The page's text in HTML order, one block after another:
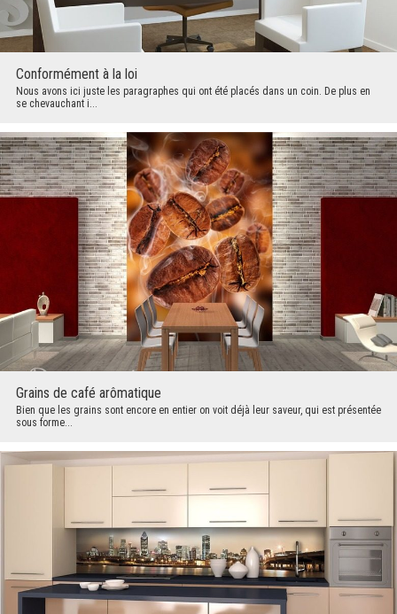
Conformément à la loi
Nous avons ici juste les paragraphes qui ont été placés dans un coin. De plus en
se chevauchant i...
Grains de café arômatique
Bien que les grains sont encore en entier on voit déjà leur saveur, qui est présentée
sous forme...